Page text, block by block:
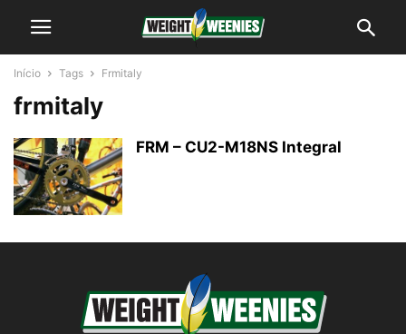
Início Tags Frmitaly
frmitaly
FRM – CU2-M18NS Integral